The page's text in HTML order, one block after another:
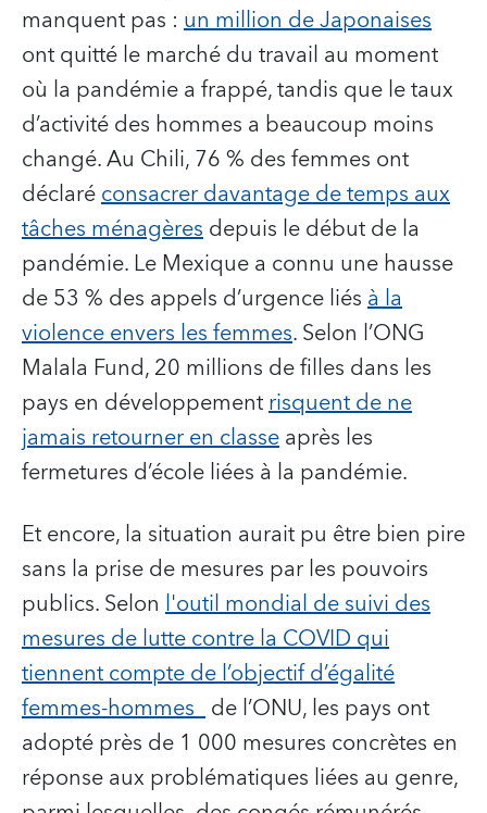
manquent pas : un million de Japonaises
ont quitté le marché du travail au moment
où la pandémie a frappé, tandis que le taux
d’activité des hommes a beaucoup moins
changé. Au Chili, 76 % des femmes ont
déclaréconsacrer davantage de temps aux
tâches ménagèresdepuis le début de la
pandémie. Le Mexique a connu une hausse
de 53 % des appels d’urgence liésà la
violence envers les femmes. Selon l’ONG
Malala Fund, 20 millions de filles dans les
pays en développementrisquent de ne
jamais retourner en classeaprès les
fermetures d’école liées à la pandémie.
Et encore, la situation aurait pu être bien pire
sans la prise de mesures par les pouvoirs
publics. Selon l'outil mondial de suivi des
mesures de lutte contre la COVID qui
tiennent compte de l’objectif d’égalité
femmes-hommesde l’ONU, les pays ont
adopté près de 1 000 mesures concrètes en
réponse aux problématiques liées au genre,